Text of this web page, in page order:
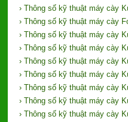
› Thông số kỹ thuật máy cày
› Thông số kỹ thuật máy cày
› Thông số kỹ thuật máy cày
› Thông số kỹ thuật máy cày
› Thông số kỹ thuật máy cày
› Thông số kỹ thuật máy cày
› Thông số kỹ thuật máy cày
› Thông số kỹ thuật máy cày
› Thông số kỹ thuật máy cày